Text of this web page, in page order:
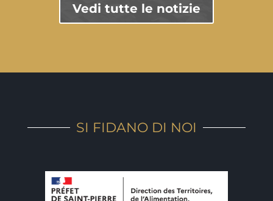
Vedi tutte le notizie
SI FIDANO DI NOI